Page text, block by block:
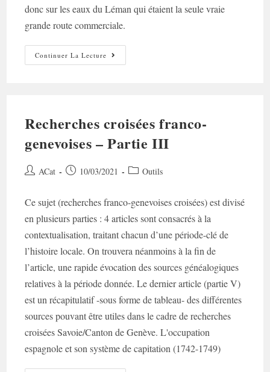
donc sur les eaux du Léman qui étaient la seule vraie
grande route commerciale.
Continuer La Lecture Palsembleu
Ne
Recherches croisées franco-
genevoises – Partie III
Auteur/autrice
publication :
ACat
Post 10/03/2021
PostOutils
Ce sujet (recherches franco-genevoises croisées) est divisé
en plusieurs parties : 4 articles sont consacrés à la
contextualisation, traitant chacun d’une période-clé de
l’histoire locale. On trouvera néanmoins à la fin de
l’article, une rapide évocation des sources généalogiques
relatives à la période donnée. Le dernier article (partie V)
est un récapitulatif -sous forme de tableau- des différentes
sources pouvant être utiles dans le cadre de recherches
croisées Savoie/Canton de Genève. L'occupation
espagnole et son système de capitation (1742-1749)